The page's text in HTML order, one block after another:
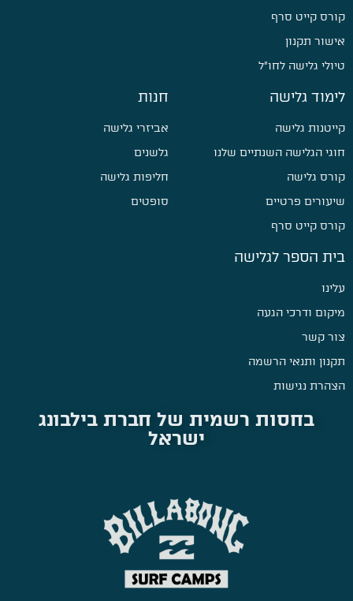
קורס קייט סרף
אישור תקנון
טיולי גלישה לחו״ל
לימוד גלישה
קייטנות גלישה
חוגי הגלישה השנתיים שלנו
קורס גלישה
שיעורים פרטיים
קורס קייט סרף
חנות
אביזרי גלישה
גלשנים
חליפות גלישה
סופטים
בית הספר לגלישה
עלינו
מיקום ודרכי הגעה
צור קשר
תקנון ותנאי הרשמה
הצהרת נגישות
בחסות רשמית של חברת בילבונג
ישראל